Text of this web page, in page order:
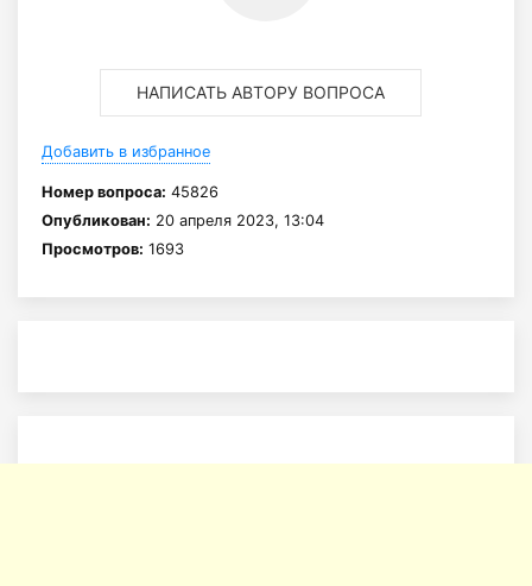
НАПИСАТЬ АВТОРУ ВОПРОСА
Добавить в избранное
Номер вопроса: 45826
Опубликован: 20 апреля 2023, 13:04
Просмотров: 1693